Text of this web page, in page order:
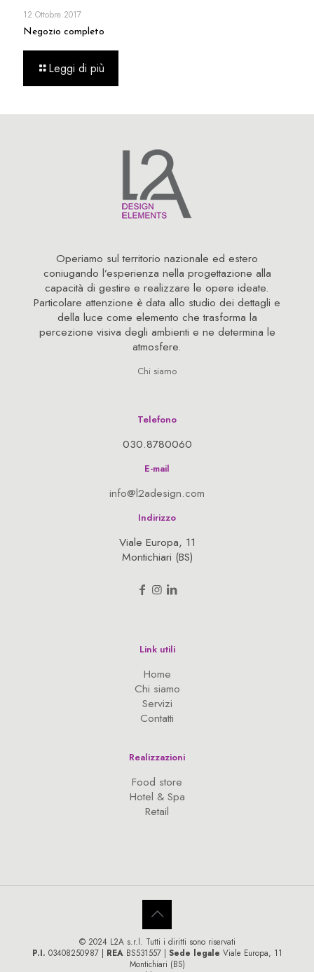
12 Ottobre 2017
Negozio completo
Leggi di più
Operiamo sul territorio nazionale ed estero
coniugando l’esperienza nella progettazione alla
capacità di gestire e realizzare le opere ideate.
Particolare attenzione è data allo studio dei dettagli e
della luce come elemento che trasforma la
percezione visiva degli ambienti e ne determina le
atmosfere.
Chi siamo
Telefono
030.8780060
E-mail
info@l2adesign.com
Indirizzo
Viale Europa, 11
Montichiari (BS)
Link utili
Home
Chi siamo
Servizi
Contatti
Realizzazioni
Food store
Hotel & Spa
Retail
© 2024 L2A s.r.l. Tutti i diritti sono riservati
P.I. 03408250987 | REABS531557 | Sede legale Viale Europa, 11
Montichiari (BS)